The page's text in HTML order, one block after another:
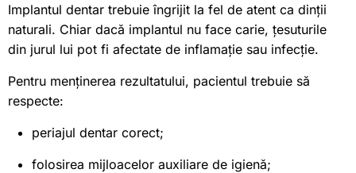
Implantul dentar trebuie îngrijit la fel de atent ca dinții
naturali. Chiar dacă implantul nu face carie, țesuturile
din jurul lui pot fi afectate de inflamație sau infecție.
Pentru menținerea rezultatului, pacientul trebuie să
respecte:
periajul dentar corect;
folosirea mijloacelor auxiliare de igienă;